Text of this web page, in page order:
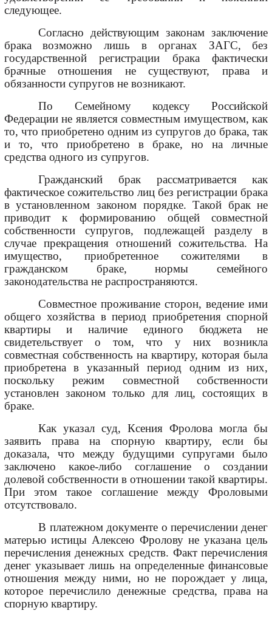
следующее.
Согласно действующим законам заключение
брака возможно лишь в органах ЗАГС, без
государственной регистрации брака фактически
брачные отношения не существуют, права и
обязанности супругов не возникают.
По Семейному кодексу Российской
Федерации не является совместным имуществом, как
то, что приобретено одним из супругов до брака, так
и то, что приобретено в браке, но на личные
средства одного из супругов.
Гражданский брак рассматривается как
фактическое сожительство лиц без регистрации брака
в установленном законом порядке. Такой брак не
приводит к формированию общей совместной
собственности супругов, подлежащей разделу в
случае прекращения отношений сожительства. На
имущество, приобретенное сожителями в
гражданском браке, нормы семейного
законодательства не распространяются.
Совместное проживание сторон, ведение ими
общего хозяйства в период приобретения спорной
квартиры и наличие единого бюджета не
свидетельствует о том, что у них возникла
совместная собственность на квартиру, которая была
приобретена в указанный период одним из них,
поскольку режим совместной собственности
установлен законом только для лиц, состоящих в
браке.
Как указал суд, Ксения Фролова могла бы
заявить права на спорную квартиру, если бы
доказала, что между будущими супругами было
заключено какое-либо соглашение о создании
долевой собственности в отношении такой квартиры.
При этом такое соглашение между Фроловыми
отсутствовало.
В платежном документе о перечислении денег
матерью истицы Алексею Фролову не указана цель
перечисления денежных средств. Факт перечисления
денег указывает лишь на определенные финансовые
отношения между ними, но не порождает у лица,
которое перечислило денежные средства, права на
спорную квартиру.